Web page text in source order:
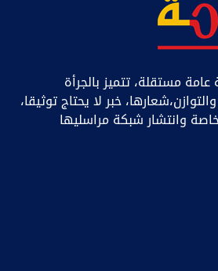
عامة مستقلة، تتميز بالجرأة
خبر ﻻ يحتاج توثيقا،
وانتشار شبكة مراسليها